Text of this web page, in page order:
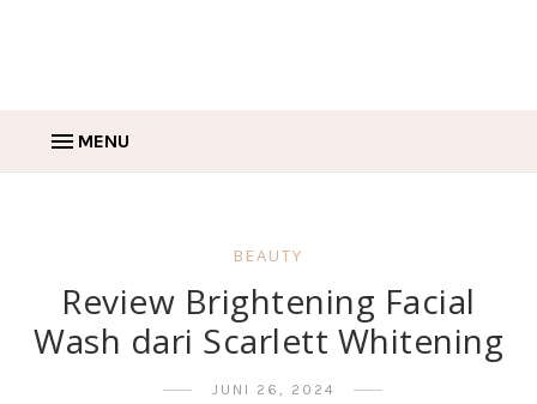
MENU
BEAUTY
Review Brightening Facial
Wash dari Scarlett Whitening
JUNI 26, 2024